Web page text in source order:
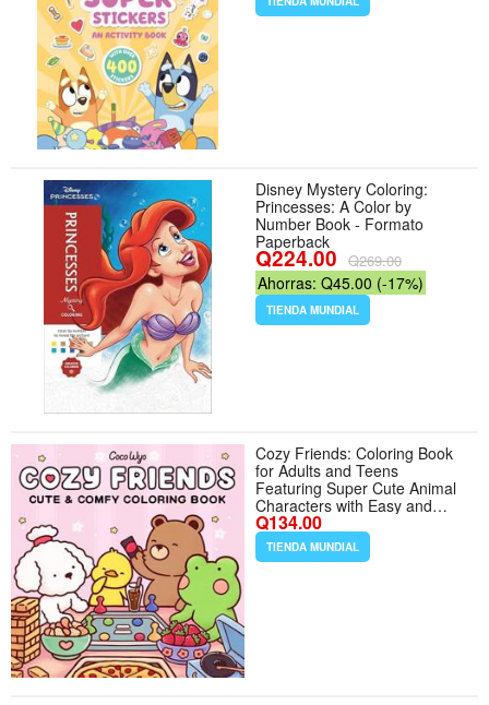
Disney Mystery Coloring:
Princesses: A Color by
Number Book - Formato
Paperback
Q224.00 Q269.00
Ahorras: Q45.00 (-17%)
TIENDA MUNDIAL
Cozy Friends: Coloring Book
for Adults and Teens
Featuring Super Cute Animal
Characters with Easy and
Simple Designs for Relaxation
- Formato Paperback
Q134.00
TIENDA MUNDIAL